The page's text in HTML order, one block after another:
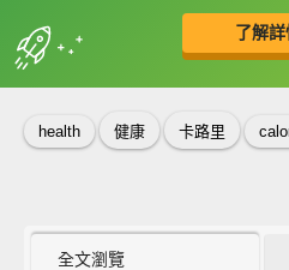
了解詳
收錄佳句
health 健康 卡路里
全文瀏覽